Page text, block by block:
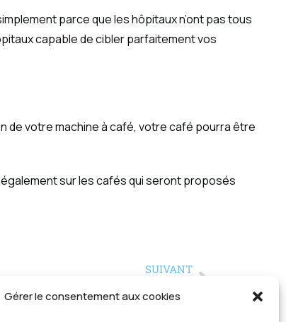
Gérer le consentement aux cookies
parce que les hôpitaux n’ont pas tous
capable de cibler parfaitement vos
de votre machine à café, votre café pourra être
sur les cafés qui seront proposés
SUIVANT
une acquisition ou fusion d’entreprise ?